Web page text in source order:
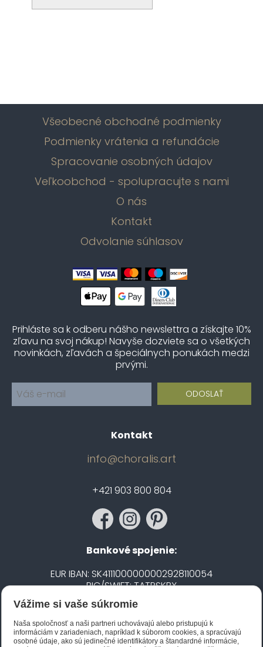
Všeobecné obchodné podmienky
Podmienky vrátenia a refundácie
Spracovanie osobných údajov
Veľkoobchod - spolupracujte s nami
O nás
Kontakt
Odvolanie súhlasov
Prihláste sa k odberu nášho newslettra a získajte 10%
zľavu na svoj nákup! Navyše dozviete sa o všetkých
novinkách, zľavách a špeciálnych ponukách medzi
prvými.
Kontakt
info@choralis.art
+421 903 800 804
Bankové spojenie:
EUR IBAN: SK4111000000002928110054
BIC/SWIFT: TATRSKBX
CZK IBAN: CZ5020100000002101752606
BIC/SWIFT: FIOBCZPPXXX
Vážime si vaše súkromie
Naša spoločnosť a naši partneri uchovávajú alebo pristupujú k
informáciám v zariadeniach, napríklad k súborom cookies, a spracúvajú
osobné údaje, ako sú jedinečné identifikátory a štandardné informácie,